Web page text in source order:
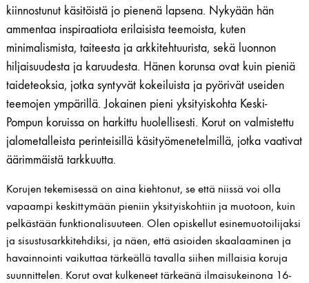
kiinnostunut käsitöistä jo pienenä lapsena. Nykyään hän
ammentaa inspiraatiota erilaisista teemoista, kuten
minimalismista, taiteesta ja arkkitehtuurista, sekä luonnon
hiljaisuudesta ja karuudesta. Hänen korunsa ovat kuin pieniä
taideteoksia, jotka syntyvät kokeiluista ja pyörivät useiden
teemojen ympärillä. Jokainen pieni yksityiskohta Keski-
Pompun koruissa on harkittu huolellisesti. Korut on valmistettu
jalometalleista perinteisillä käsityömenetelmillä, jotka vaativat
äärimmäistä tarkkuutta.
Korujen tekemisessä on aina kiehtonut, se että niissä voi olla
vapaampi keskittymään pieniin yksityiskohtiin ja muotoon, kuin
pelkästään funktionalisuuteen. Olen opiskellut esinemuotoilijaksi
ja sisustusarkkitehdiksi, ja näen, että asioiden skaalaaminen ja
havainnointi vaikuttaa tärkeällä tavalla siihen millaisia koruja
suunnittelen. Korut ovat kulkeneet tärkeänä ilmaisukeinona 16-